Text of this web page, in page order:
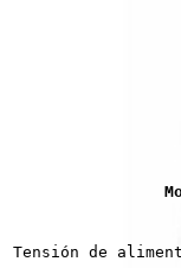
Tensión de